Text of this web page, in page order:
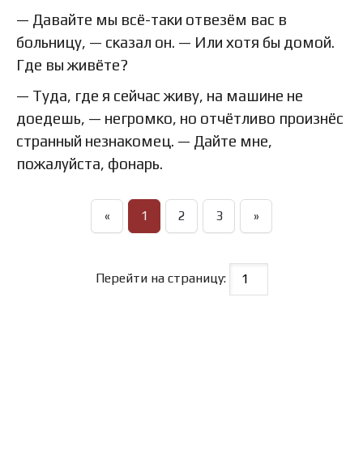
— Давайте мы всё-таки отвезём вас в
больницу, — сказал он. — Или хотя бы домой.
Где вы живёте?
— Туда, где я сейчас живу, на машине не
доедешь, — негромко, но отчётливо произнёс
странный незнакомец. — Дайте мне,
пожалуйста, фонарь.
« 1 2 3 »
Перейти на страницу: